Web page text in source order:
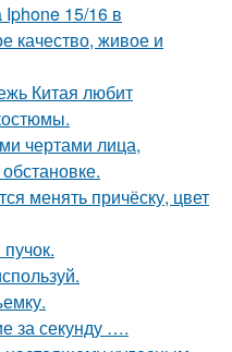
Iphone 15/16 в
качество, живое и
Китая любит
чертами лица,
менять причёску, цвет
за секунду ….